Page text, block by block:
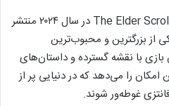
پس از سال‌ها انتظار، The Elder Scrolls VI در سال ۲۰۲۴ منتشر
از بزرگترین و محبوب‌ترین
با نقشه گسترده و داستان‌های
امکان را می‌دهد که در دنیایی پر از
غوطه‌ور شوند.